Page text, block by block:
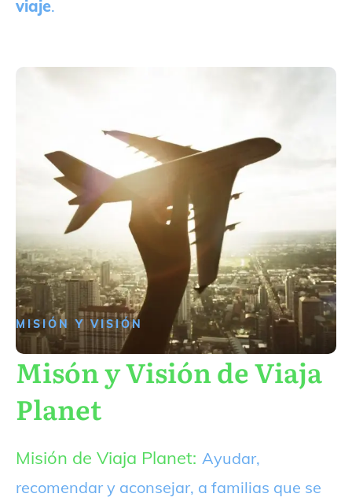
viaje.
MISIÓN Y VISIÓN
Misón y Visión de Viaja
Planet
Misión de Viaja Planet: Ayudar,
recomendar y aconsejar, a familias que se